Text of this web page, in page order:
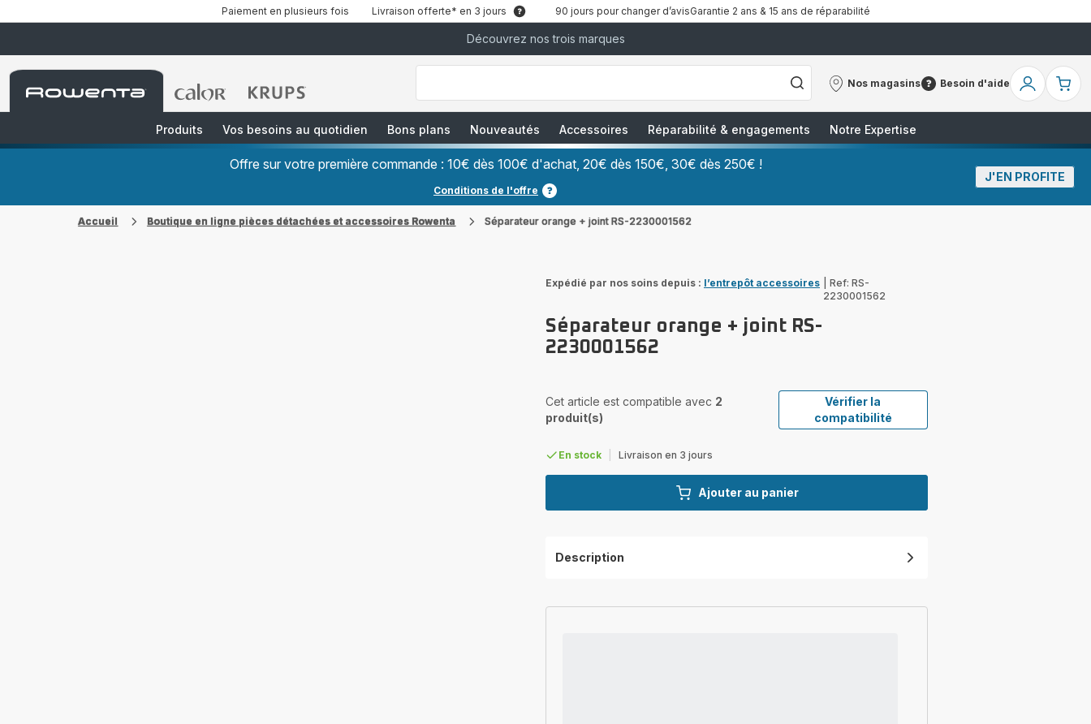
Paiement en plusieurs fois Livraison offerte* en 3 jours 90 jours pour changer d’avisGarantie 2 ans & 15 ans de réparabilité
Découvrez nos trois marques
Accueil
Rowenta
Accueil
Accueil
["Que
recherchez-
Café
Grains","Centrales
Vapeurs","Sèche
Nos magasins
Nos
Besoin d'aide
Besoin
Mon
Produits
Vos besoins au quotidien Bons plans Nouveautés Accessoires Réparabilité & engagements Notre Expertise
Offre sur votre première commande : 10€ dès 100€ d'achat, 20€ dès 150€, 30€ dès 250€ !
Conditions de l'offre
J'EN PROFITE
Accueil Boutique en ligne pièces détachées et accessoires Rowenta Séparateur orange + joint RS-2230001562
Expédié par nos soins depuis : l’entrepôt accessoires
Ref: RS-
2230001562
Séparateur orange + joint RS-
2230001562
Cet article est compatible avec 2
produit(s)
Vérifier la
compatibilité
En stock Livraison en 3 jours
Ajouter au panier
Description